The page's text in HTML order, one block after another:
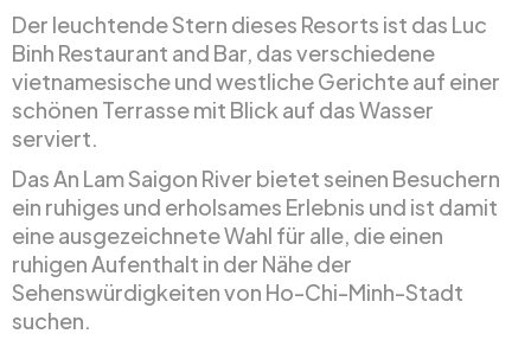
Der leuchtende Stern dieses Resorts ist das Luc
Binh Restaurant and Bar, das verschiedene
vietnamesische und westliche Gerichte auf einer
schönen Terrasse mit Blick auf das Wasser
serviert.
Das An Lam Saigon River bietet seinen Besuchern
ein ruhiges und erholsames Erlebnis und ist damit
eine ausgezeichnete Wahl für alle, die einen
ruhigen Aufenthalt in der Nähe der
Sehenswürdigkeiten von Ho-Chi-Minh-Stadt
suchen.